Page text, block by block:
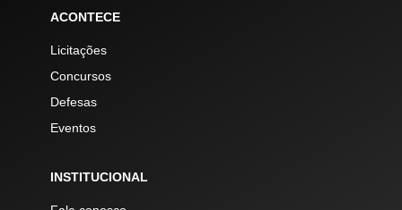
ACONTECE
Licitações
Concursos
Defesas
Eventos
INSTITUCIONAL